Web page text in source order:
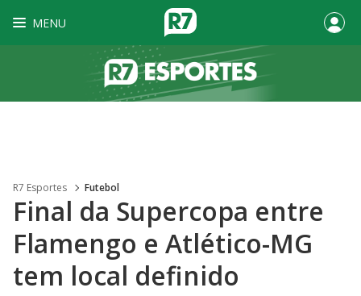
MENU
R7 Esportes Futebol
Final da Supercopa entre
Flamengo e Atlético-MG
tem local definido